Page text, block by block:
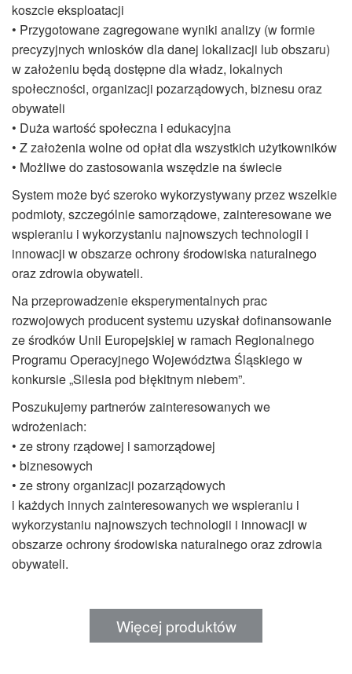
koszcie eksploatacji
• Przygotowane zagregowane wyniki analizy (w formie
precyzyjnych wniosków dla danej lokalizacji lub obszaru)
w założeniu będą dostępne dla władz, lokalnych
społeczności, organizacji pozarządowych, biznesu oraz
obywateli
• Duża wartość społeczna i edukacyjna
• Z założenia wolne od opłat dla wszystkich użytkowników
• Możliwe do zastosowania wszędzie na świecie
System może być szeroko wykorzystywany przez wszelkie
podmioty, szczególnie samorządowe, zainteresowane we
wspieraniu i wykorzystaniu najnowszych technologii i
innowacji w obszarze ochrony środowiska naturalnego
oraz zdrowia obywateli.
Na przeprowadzenie eksperymentalnych prac
rozwojowych producent systemu uzyskał dofinansowanie
ze środków Unii Europejskiej w ramach Regionalnego
Programu Operacyjnego Województwa Śląskiego w
konkursie „Silesia pod błękitnym niebem”.
Poszukujemy partnerów zainteresowanych we
wdrożeniach:
• ze strony rządowej i samorządowej
• biznesowych
• ze strony organizacji pozarządowych
i każdych innych zainteresowanych we wspieraniu i
wykorzystaniu najnowszych technologii i innowacji w
obszarze ochrony środowiska naturalnego oraz zdrowia
obywateli.
Więcej produktów